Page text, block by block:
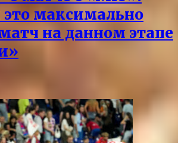
максимально
на данном этапе